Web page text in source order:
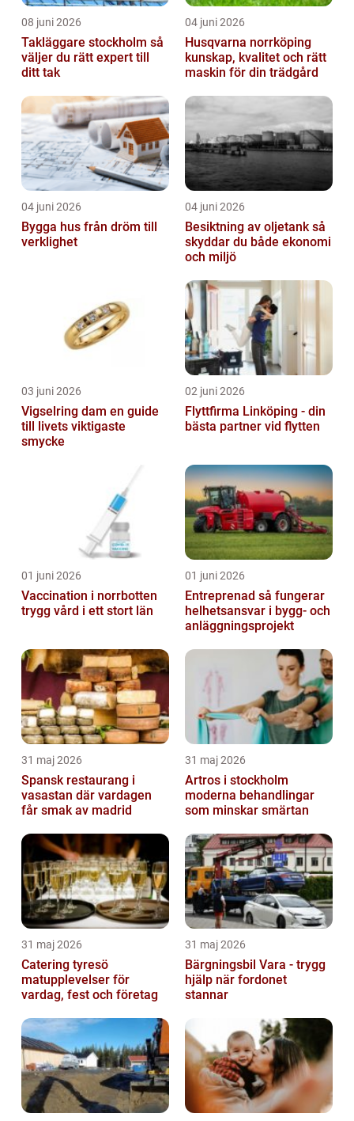
08 juni 2026
Takläggare stockholm så
väljer du rätt expert till
ditt tak
04 juni 2026
Husqvarna norrköping
kunskap, kvalitet och rätt
maskin för din trädgård
04 juni 2026
Bygga hus från dröm till
verklighet
04 juni 2026
Besiktning av oljetank så
skyddar du både ekonomi
och miljö
03 juni 2026
Vigselring dam en guide
till livets viktigaste
smycke
02 juni 2026
Flyttfirma Linköping - din
bästa partner vid flytten
01 juni 2026
Vaccination i norrbotten
trygg vård i ett stort län
01 juni 2026
Entreprenad så fungerar
helhetsansvar i bygg- och
anläggningsprojekt
31 maj 2026
Spansk restaurang i
vasastan där vardagen
får smak av madrid
31 maj 2026
Artros i stockholm
moderna behandlingar
som minskar smärtan
31 maj 2026
Catering tyresö
matupplevelser för
vardag, fest och företag
31 maj 2026
Bärgningsbil Vara - trygg
hjälp när fordonet
stannar